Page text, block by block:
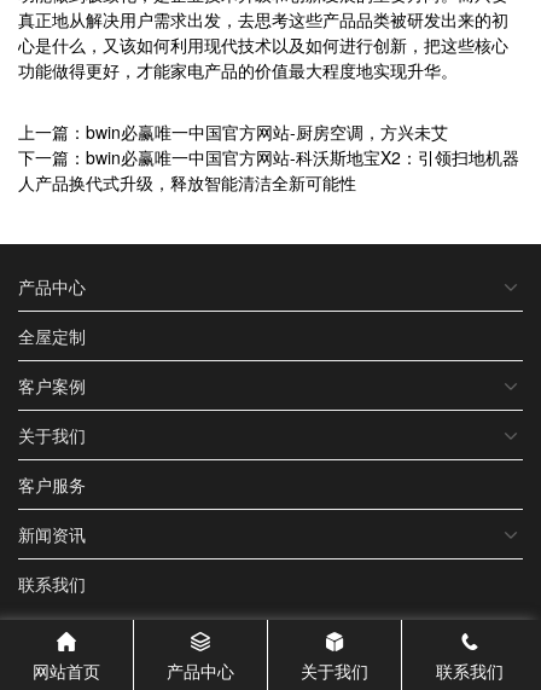
真正地从解决用户需求出发，去思考这些产品品类被研发出来的初
心是什么，又该如何利用现代技术以及如何进行创新，把这些核心
功能做得更好，才能家电产品的价值最大程度地实现升华。
上一篇：bwin必赢唯一中国官方网站-厨房空调，方兴未艾
下一篇：bwin必赢唯一中国官方网站-科沃斯地宝X2：引领扫地机器
人产品换代式升级，释放智能清洁全新可能性
产品中心
全屋定制
客户案例
关于我们
客户服务
新闻资讯
联系我们
网站首页 产品中心 关于我们 联系我们